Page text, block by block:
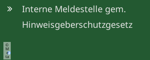
Interne Meldestelle gem.
Hinweisgeberschutzgesetz
©
M
e
ta